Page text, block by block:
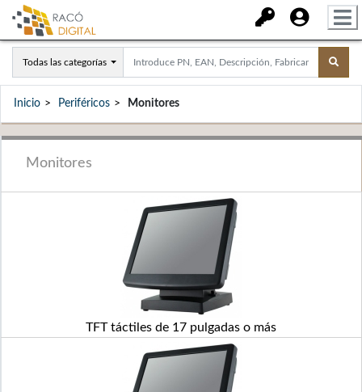
Todas las categorías
Inicio Periféricos Monitores
Monitores
TFT táctiles de 17 pulgadas o más